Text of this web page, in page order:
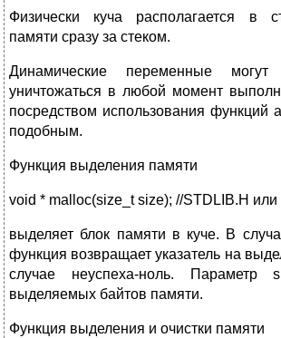
Физически куча располагается в
памяти сразу за стеком.
Динамические переменные могут
уничтожаться в любой момент
посредством использования функций
подобным.
Функция выделения памяти
void * malloc(size_t size); //STDLIB.H или
выделяет блок памяти в куче. В
функция возвращает указатель на
случае неуспеха-ноль. Параметр
выделяемых байтов памяти.
Функция выделения и очистки памяти